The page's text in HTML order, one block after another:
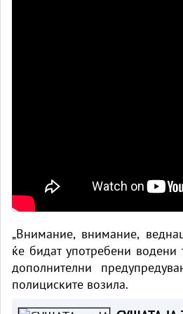
„Внимание, внимание,
ќе бидат употребени
дополнителни
полициските возила.